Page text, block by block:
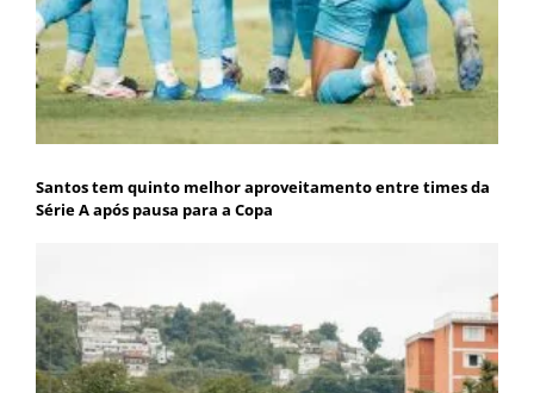
Santos tem quinto melhor aproveitamento entre times da
Série A após pausa para a Copa